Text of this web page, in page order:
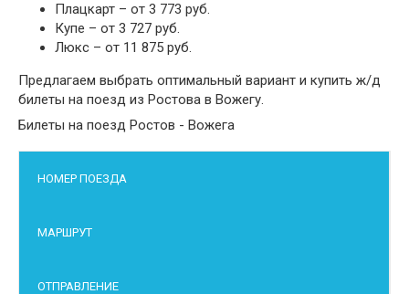
Плацкарт – от 3 773 руб.
Купе – от 3 727 руб.
Люкс – от 11 875 руб.
Предлагаем выбрать оптимальный вариант и купить ж/д
билеты на поезд из Ростова в Вожегу.
Билеты на поезд Ростов - Вожега
НОМЕР ПОЕЗДА
МАРШРУТ
ОТПРАВЛЕНИЕ